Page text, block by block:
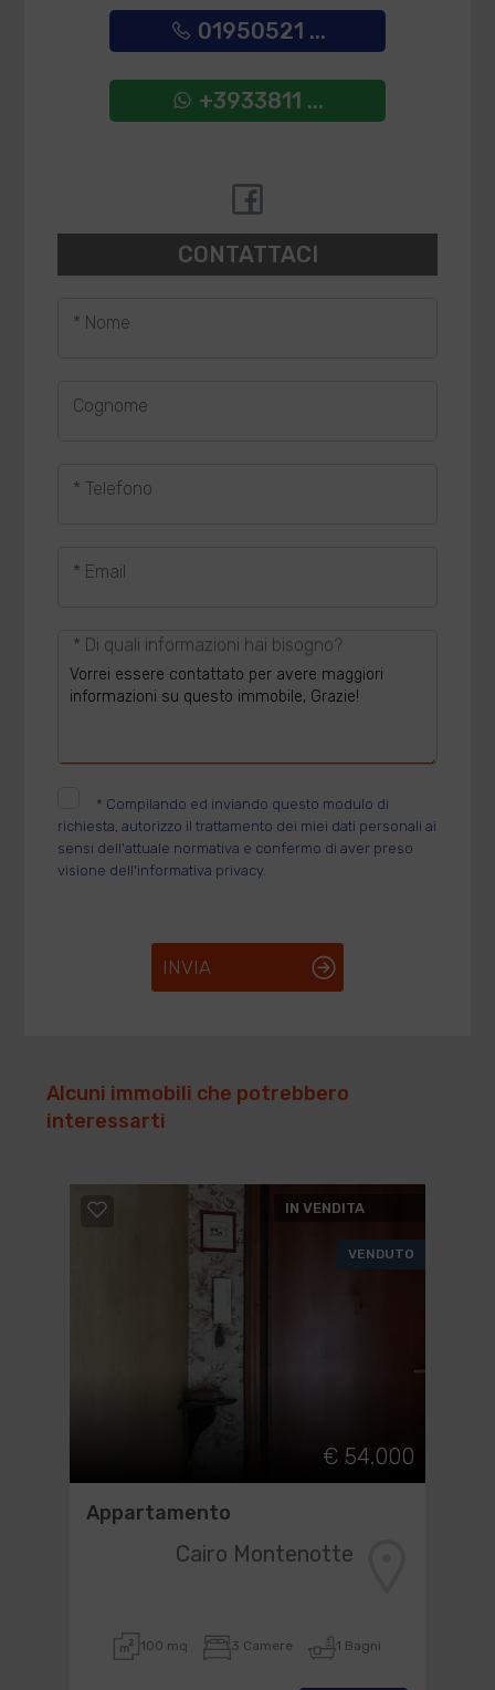
01950521 ...
+3933811 ...
CONTATTACI
* Nome
Cognome
* Telefono
* Email
* Di quali informazioni hai bisogno?
* Compilando ed inviando questo modulo di
richiesta, autorizzo il trattamento dei miei dati personali ai
sensi dell'attuale normativa e confermo di aver preso
visione dell'informativa privacy.
INVIA
Alcuni immobili che potrebbero
interessarti
IN VENDITA
VENDUTO
€ 54.000
Appartamento
Cairo Montenotte
100 mq 3 Camere 1 Bagni